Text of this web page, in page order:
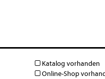
Katalog vorhanden
Online-Shop